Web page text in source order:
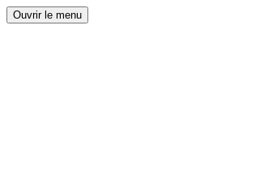
Ouvrir le menu